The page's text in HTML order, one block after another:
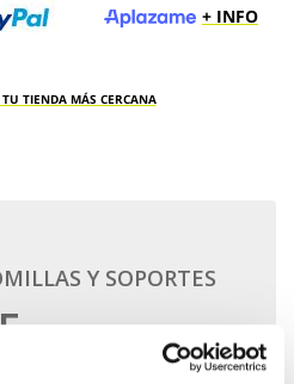
+ INFO
TIENDA MÁS CERCANA